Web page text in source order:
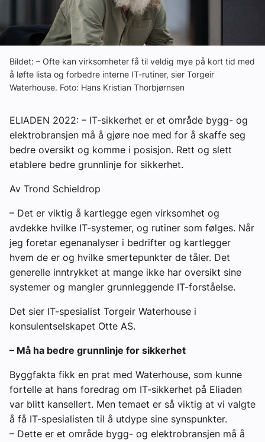
Ledige stillinger
Aktivitetskalender
Nyheter
Bildet: – Ofte kan virksomheter få til veldig mye på kort tid med
å løfte lista og forbedre interne IT-rutiner, sier Torgeir
Waterhouse. Foto: Hans Kristian Thorbjørnsen
ELIADEN 2022: – IT-sikkerhet er et område bygg- og
elektrobransjen må å gjøre noe med for å skaffe seg
bedre oversikt og komme i posisjon. Rett og slett
etablere bedre grunnlinje for sikkerhet.
Av Trond Schieldrop
– Det er viktig å kartlegge egen virksomhet og
avdekke hvilke IT-systemer, og rutiner som følges. Når
jeg foretar egenanalyser i bedrifter og kartlegger
hvem de er og hvilke smertepunkter de tåler. Det
generelle inntrykket at mange ikke har oversikt sine
systemer og mangler grunnleggende IT-forståelse.
Det sier IT-spesialist Torgeir Waterhouse i
konsulentselskapet Otte AS.
– Må ha bedre grunnlinje for sikkerhet
Byggfakta fikk en prat med Waterhouse, som kunne
fortelle at hans foredrag om IT-sikkerhet på Eliaden
var blitt kansellert. Men temaet er så viktig at vi valgte
å få IT-spesialisten til å utdype sine synspunkter.
– Dette er et område bygg- og elektrobransjen må å